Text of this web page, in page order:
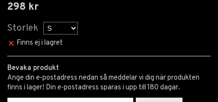
298 kr
Storlek
Finns ej i lagret
Bevaka produkt
Ange din e-postadress nedan så meddelar vi dig när produkten
finns i lager! Din e-postadress sparas i upp till 180 dagar.